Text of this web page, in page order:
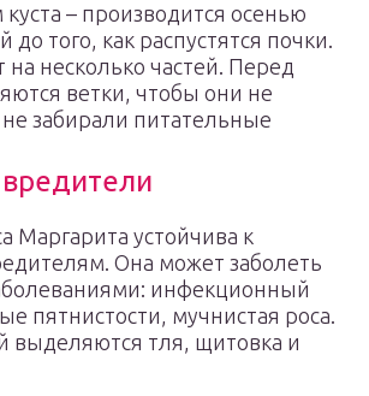
– производится осенью
до того, как распустятся почки.
на несколько частей. Перед
ветки, чтобы они не
забирали питательные
Маргарита устойчива к
Она может заболеть
инфекционный
пятнистости, мучнистая роса.
выделяются тля, щитовка и